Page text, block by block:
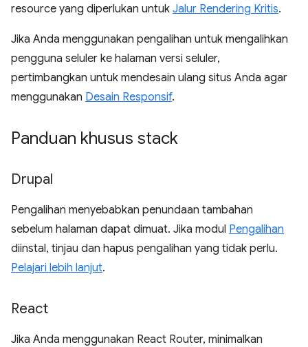
resource yang diperlukan untuk Jalur Rendering Kritis.
Jika Anda menggunakan pengalihan untuk mengalihkan
pengguna seluler ke halaman versi seluler,
pertimbangkan untuk mendesain ulang situs Anda agar
menggunakan Desain Responsif.
Panduan khusus stack
Drupal
Pengalihan menyebabkan penundaan tambahan
sebelum halaman dapat dimuat. Jika modul Pengalihan
diinstal, tinjau dan hapus pengalihan yang tidak perlu.
Pelajari lebih lanjut.
React
Jika Anda menggunakan React Router, minimalkan